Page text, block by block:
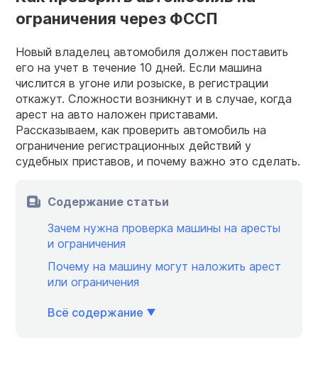
ограничения через ФССП
Новый владелец автомобиля должен поставить
его на учет в течение 10 дней. Если машина
числится в угоне или розыске, в регистрации
откажут. Сложности возникнут и в случае, когда
арест на авто наложен приставами.
Рассказываем, как проверить автомобиль на
ограничение регистрационных действий у
судебных приставов, и почему важно это сделать.
Содержание статьи
Зачем нужна проверка машины на аресты
и ограничения
Почему на машину могут наложить арест
или ограничения
Всё содержание